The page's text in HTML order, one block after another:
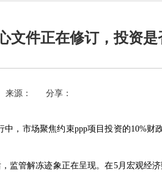
文件正在修订，投资是
来源： 分享：
中，市场聚焦约束ppp项目投资的10%财
监管解冻迹象正在呈现。在5月宏观经